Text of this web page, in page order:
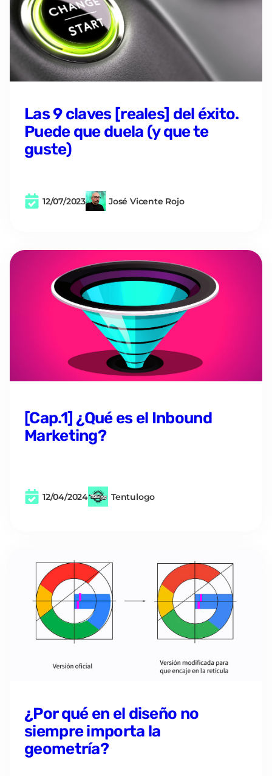
Las 9 claves [reales] del éxito.
Puede que duela (y que te
guste)
12/07/2023 José Vicente Rojo
[Cap.1] ¿Qué es el Inbound
Marketing?
12/04/2024 Tentulogo
¿Por qué en el diseño no
siempre importa la
geometría?